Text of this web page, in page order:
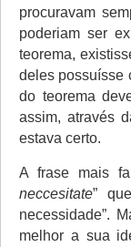
procuravam
poderiam ser
teorema,
deles possuísse
do teorema
assim, através
estava certo.
A frase mais
neccesitate”
necessidade”.
melhor a sua